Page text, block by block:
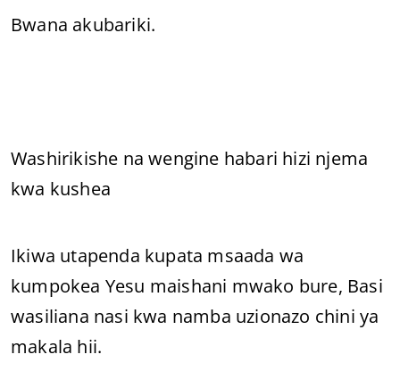
Bwana akubariki.
Washirikishe na wengine habari hizi njema
kwa kushea
Ikiwa utapenda kupata msaada wa
kumpokea Yesu maishani mwako bure, Basi
wasiliana nasi kwa namba uzionazo chini ya
makala hii.